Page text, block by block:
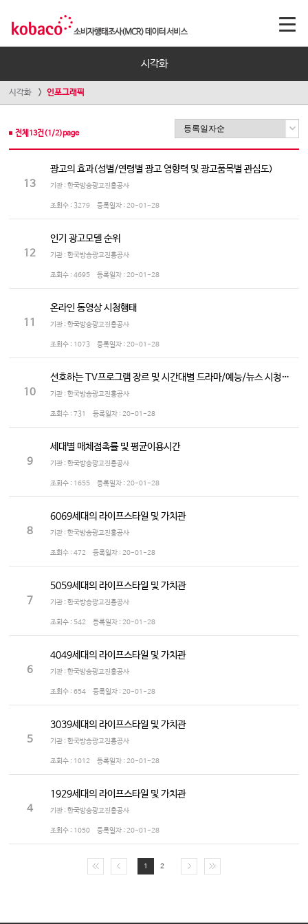
시각화
시각화 인포그래픽
전체 13건(1 /2)page
13
광고의 효과(성별/연령별 광고 영향력 및 광고품목별 관심도)
기관 : 한국방송광고진흥공사
조회수 : 3279 등록일자 : 20-01-28
12
인기 광고모델 순위
기관 : 한국방송광고진흥공사
조회수 : 4695 등록일자 : 20-01-28
11
온라인 동영상 시청행태
기관 : 한국방송광고진흥공사
조회수 : 1073 등록일자 : 20-01-28
10
선호하는 TV프로그램 장르 및 시간대별 드라마/예능/뉴스 시청정도
기관 : 한국방송광고진흥공사
조회수 : 731 등록일자 : 20-01-28
9
세대별 매체접촉률 및 평균이용시간
기관 : 한국방송광고진흥공사
조회수 : 1655 등록일자 : 20-01-28
8
6069세대의 라이프스타일 및 가치관
기관 : 한국방송광고진흥공사
조회수 : 472 등록일자 : 20-01-28
7
5059세대의 라이프스타일 및 가치관
기관 : 한국방송광고진흥공사
조회수 : 542 등록일자 : 20-01-28
6
4049세대의 라이프스타일 및 가치관
기관 : 한국방송광고진흥공사
조회수 : 654 등록일자 : 20-01-28
5
3039세대의 라이프스타일 및 가치관
기관 : 한국방송광고진흥공사
조회수 : 1012 등록일자 : 20-01-28
4
1929세대의 라이프스타일 및 가치관
기관 : 한국방송광고진흥공사
조회수 : 1050 등록일자 : 20-01-28
1 2